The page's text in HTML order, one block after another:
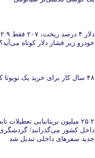
خودرو زیر فشار دلار کوتاه می‌آید؟
۴۸ سال کار برای خرید یک تویوتا کمری
۲۵.۲ میلیون بریتانیایی تعطیلات
داخل کشور می‌گذرانند/ گردشگری
جدید سفرهای داخلی تبدیل شد